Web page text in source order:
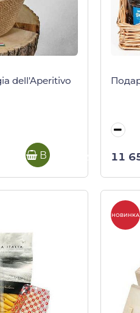
dell'Aperitivo
В корзину 11
НОВИНКА